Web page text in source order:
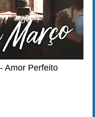
Amor Perfeito